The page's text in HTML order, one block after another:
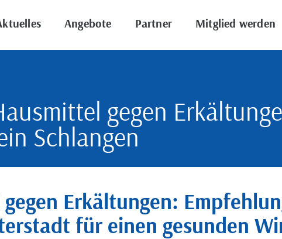
Angebote Partner Mitglied werden
gegen
Schlangen
Erkältungen:
für einen gesunden